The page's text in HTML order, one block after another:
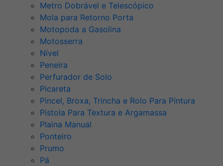
Metro Dobrável e Telescópico
Mola para Retorno Porta
Motopoda a Gasolina
Motosserra
Nível
Peneira
Perfurador de Solo
Picareta
Pincel, Broxa, Trincha e Rolo Para Pintura
Pistola Para Textura e Argamassa
Plaina Manual
Ponteiro
Prumo
Pá